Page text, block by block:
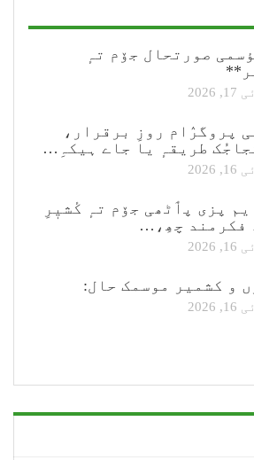
صورتحال جۆم تہٕ
پروگرٛام روزِ برقرار،
طریقہٕ یا جاے ہیکہِ…
پزی پٲٹھی جۆم تہٕ کٔشیٖرِ
فکرمند چھِ،…
و کشمیر موسمک حال: